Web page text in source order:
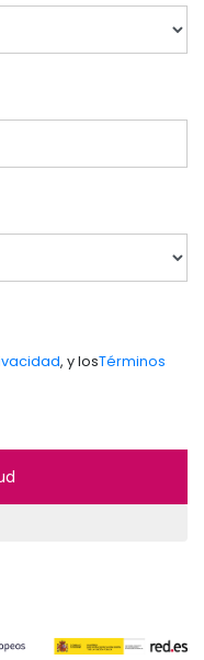
, y losTérminos